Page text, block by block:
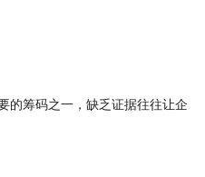
筹码之一，缺乏证据往往让企